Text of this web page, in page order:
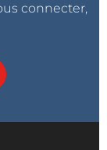
connecter,